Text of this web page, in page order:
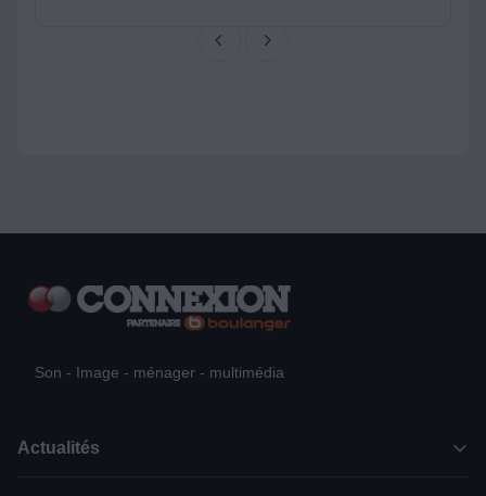
Son - Image - ménager - multimédia
Actualités